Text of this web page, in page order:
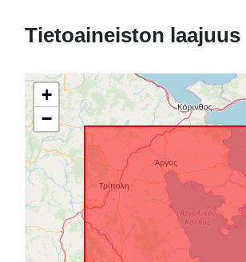
Tietoaineiston laajuus
+
−